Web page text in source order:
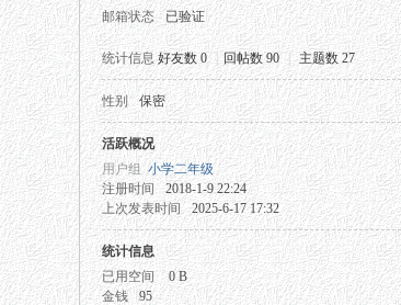
秘
邮箱状态
已验证
统计信息 好友数 0 回帖数 90 主题数 27
性别 保密
活跃概况
用户组 小学二年级
注册时间
2018-1-9 22:24
上次发表时间
2025-6-17 17:32
统计信息
已用空间
0 B
金钱
95